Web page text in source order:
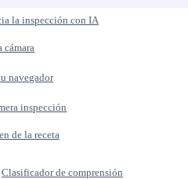
la inspección con IA
cámara
navegador
inspección
de la receta
Clasificador de comprensión